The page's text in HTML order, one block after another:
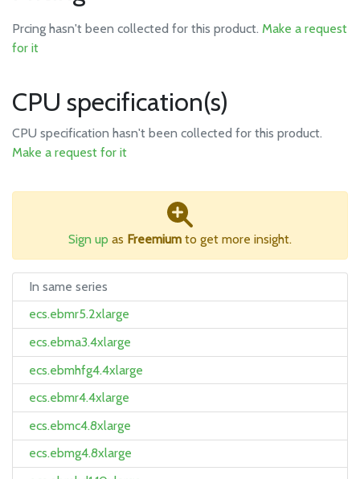
Prcing hasn't been collected for this product. Make a request
for it
CPU specification(s)
CPU specification hasn't been collected for this product.
Make a request for it
Sign up as Freemium to get more insight.
In same series
ecs.ebmr5.2xlarge
ecs.ebma3.4xlarge
ecs.ebmhfg4.4xlarge
ecs.ebmr4.4xlarge
ecs.ebmc4.8xlarge
ecs.ebmg4.8xlarge